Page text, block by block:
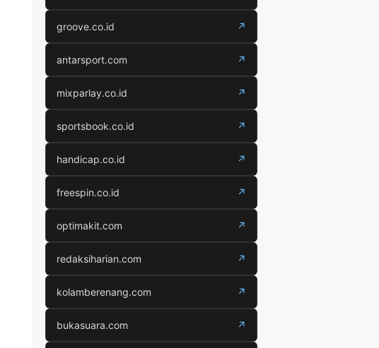
groove.co.id ↗
antarsport.com ↗
mixparlay.co.id ↗
sportsbook.co.id ↗
handicap.co.id ↗
freespin.co.id ↗
optimakit.com ↗
redaksiharian.com ↗
kolamberenang.com ↗
bukasuara.com ↗